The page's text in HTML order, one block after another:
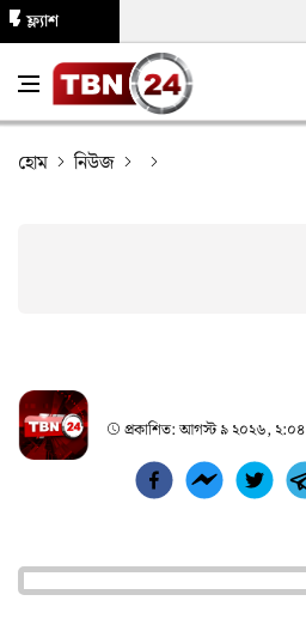
ফ্ল্যাশ
হোম নিউজ
প্রকাশিত:আগস্ট ৯ ২০২৬, ২:০৪